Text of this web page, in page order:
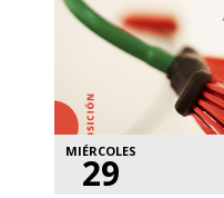
MIÉRCOLES
29